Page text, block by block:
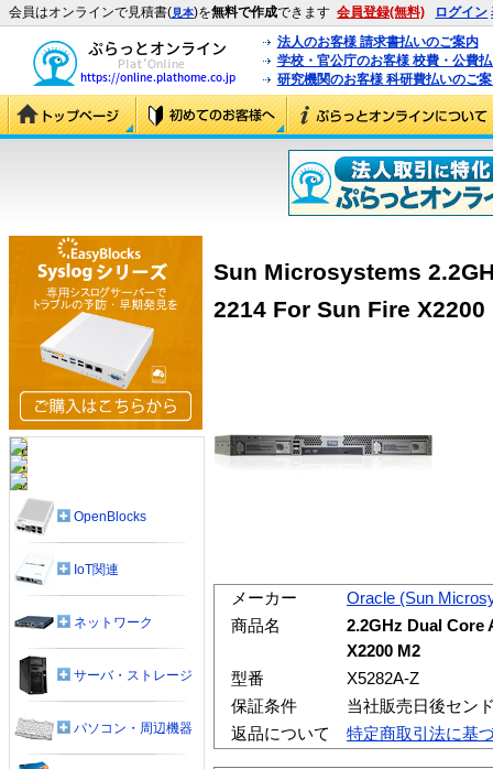
会員はオンラインで見積書(見本)を無料で作成できます 会員登録(無料) ログイン
法人のお客様 請求書払いのご案内
学校・官公庁のお客様 校費・公費
研究機関のお客様 科研費払いのご
Sun Microsystems
2214 For Sun Fire X2200
メーカー
Oracle (Sun
商品名
2.2GHz Dual Core
X2200 M2
型番
X5282A-Z
保証条件
当社販売日後セン
返品について
特定商取引法に基
OpenBlocks
IoT関連
ネットワーク
サーバ・ストレージ
パソコン・周辺機器